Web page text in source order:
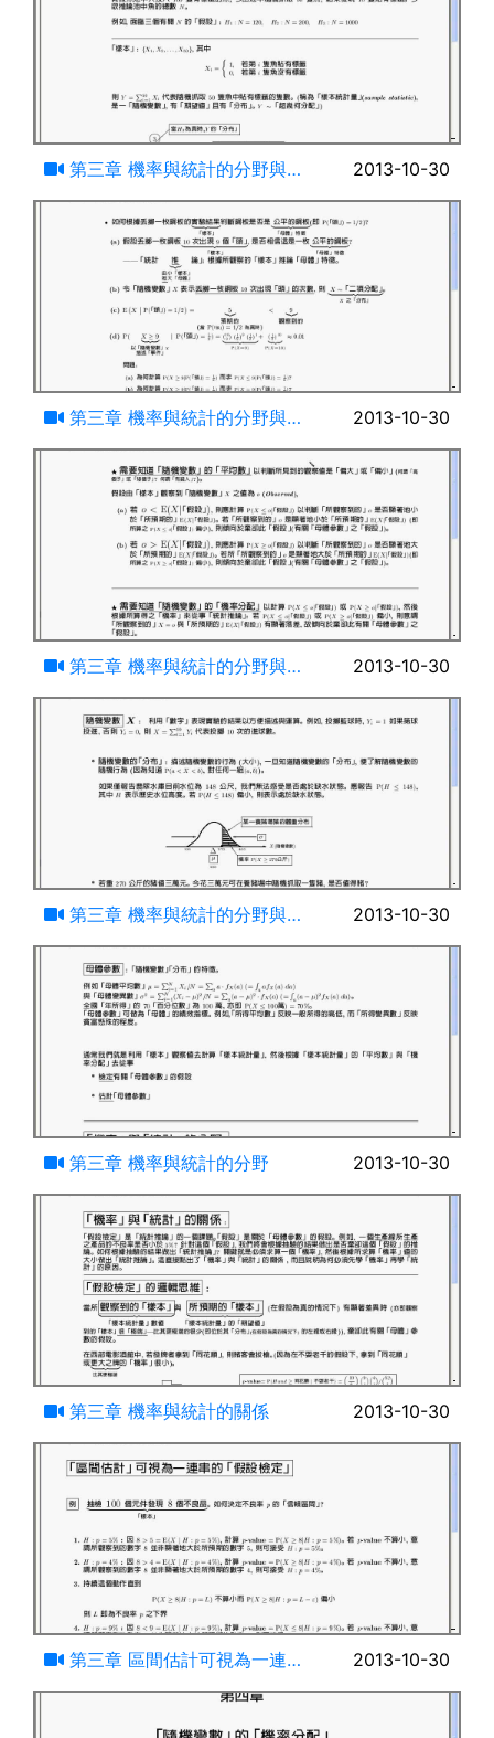
第三章 機率與統計的分野與關
係-(三)
2013-10-30
第三章 機率與統計的分野與關
係-(四)
2013-10-30
第三章 機率與統計的分野與關
係-(五)
2013-10-30
第三章 機率與統計的分野與關
係-(六)
2013-10-30
第三章 機率與統計的分野 2013-10-30
第三章 機率與統計的關係 2013-10-30
第三章 區間估計可視為一連串
的假設檢定
2013-10-30